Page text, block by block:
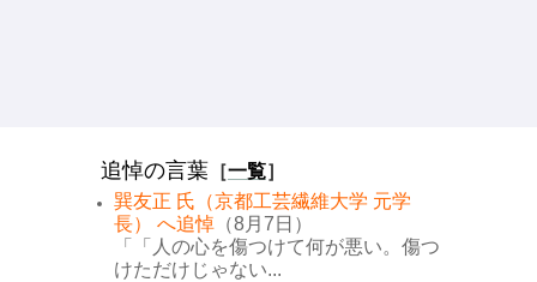
追悼の言葉 ［一覧］
巽友正 氏（京都工芸繊維大学 元学
長） へ追悼 （8月7日）
「「人の心を傷つけて何が悪い。傷つ
けただけじゃない...